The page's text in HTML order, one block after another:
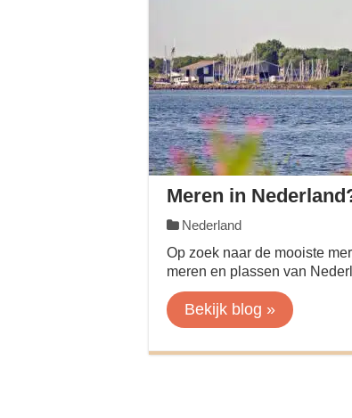
Meren in
Nederland
Op zoek naar de mooiste
meren en plassen van
Bekijk blog »